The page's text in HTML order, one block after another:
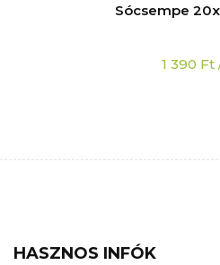
Sócsempe
1 390 Ft
HASZNOS INFÓK